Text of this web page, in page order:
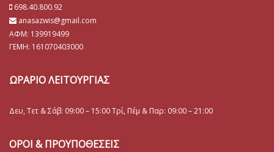
698.40.800.92
anasazwis@gmail.com
ΑΦΜ: 139919499
ΓΕΜΗ: 161070403000
ΩΡΑΡΙΟ ΛΕΙΤΟΥΡΓΙΑΣ
Δευ, Τετ & Σάβ: 09:00 – 15:00 Τρί, Πέμ & Παρ: 09:00 – 21:00
ΟΡΟΙ & ΠΡΟΥΠΟΘΕΣΕΙΣ